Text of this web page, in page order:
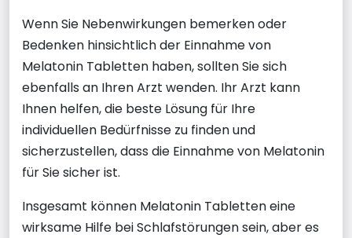
Wenn Sie Nebenwirkungen bemerken oder
Bedenken hinsichtlich der Einnahme von
Melatonin Tabletten haben, sollten Sie sich
ebenfalls an Ihren Arzt wenden. Ihr Arzt kann
Ihnen helfen, die beste Lösung für Ihre
individuellen Bedürfnisse zu finden und
sicherzustellen, dass die Einnahme von Melatonin
für Sie sicher ist.
Insgesamt können Melatonin Tabletten eine
wirksame Hilfe bei Schlafstörungen sein, aber es